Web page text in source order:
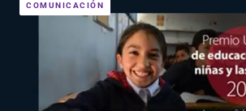
COMUNICACIÓN